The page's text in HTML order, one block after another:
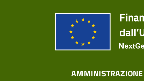
AMMINISTRAZIONE